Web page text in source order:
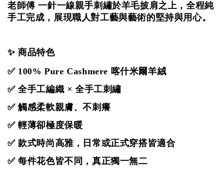
老師傅 一針一線親手刺繡於羊毛披肩之上，全程純
手工完成，展現職人對工藝與藝術的堅持與用心。
✨ 商品特色
✅ 100% Pure Cashmere 喀什米爾羊絨
✅ 全手工編織 × 全手工刺繡
✅ 觸感柔軟親膚、不刺癢
✅ 輕薄卻極度保暖
✅ 款式時尚高雅，日常或正式穿搭皆適合
✅ 每件花色皆不同，真正獨一無二